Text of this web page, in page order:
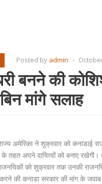
Posted by admin -
बनने की
मांगे सलाह
अमेरिका ने शुक्रवार को कनाडाई
तहत अपने दायित्वों को बनाए रखेगी।
को शुक्रवार तक उनकी
की कनाडा सरकार की मांग के